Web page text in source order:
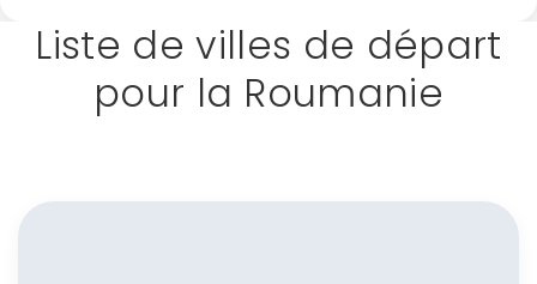
Liste de villes de départ
pour la Roumanie